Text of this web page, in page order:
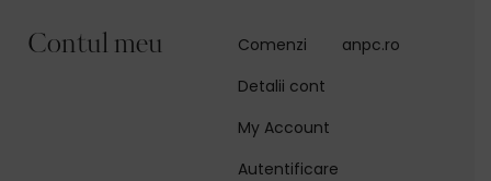
Contul meu
Comenzi
Detalii cont
My Account
Autentificare
anpc.ro